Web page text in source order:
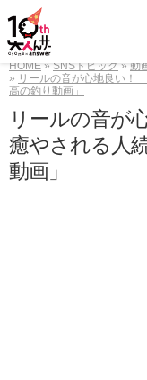
HOME SNSトピック
動
リールの音が心地良い
高の釣り動画」
リールの音が
癒やされる人
動画」